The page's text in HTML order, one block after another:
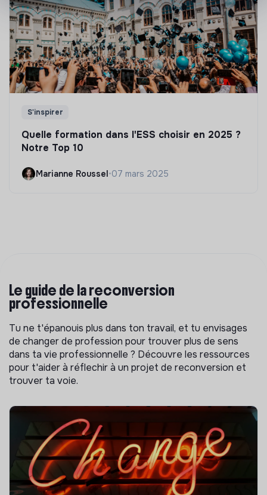
S'inspirer
Quelle formation dans l'ESS choisir en 2025 ?
Notre Top 10
Marianne Roussel•07 mars 2025
Le guide de la reconversion
professionnelle
Tu ne t'épanouis plus dans ton travail, et tu envisages
de changer de profession pour trouver plus de sens
dans ta vie professionnelle ? Découvre les ressources
pour t'aider à réflechir à un projet de reconversion et
trouver ta voie.